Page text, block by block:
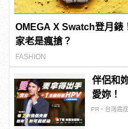
OMEGA X Swatch登月錶
家老是瘋搶？
FASHION
伴侶和
愛妳！
PR・台灣癌